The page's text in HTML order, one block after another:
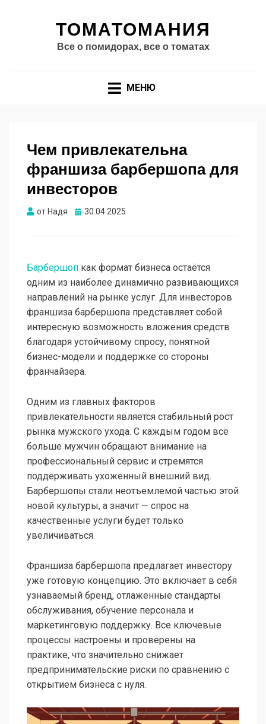
ТОМАТОМАНИЯ
Все о помидорах, все о томатах
МЕНЮ
Чем привлекательна
франшиза барбершопа для
инвесторов
от Надя Опубликовано
30.04.2025
Барбершоп как формат бизнеса остаётся
одним из наиболее динамично развивающихся
направлений на рынке услуг. Для инвесторов
франшиза барбершопа представляет собой
интересную возможность вложения средств
благодаря устойчивому спросу, понятной
бизнес-модели и поддержке со стороны
франчайзера.
Одним из главных факторов
привлекательности является стабильный рост
рынка мужского ухода. С каждым годом всё
больше мужчин обращают внимание на
профессиональный сервис и стремятся
поддерживать ухоженный внешний вид.
Барбершопы стали неотъемлемой частью этой
новой культуры, а значит — спрос на
качественные услуги будет только
увеличиваться.
Франшиза барбершопа предлагает инвестору
уже готовую концепцию. Это включает в себя
узнаваемый бренд, отлаженные стандарты
обслуживания, обучение персонала и
маркетинговую поддержку. Все ключевые
процессы настроены и проверены на
практике, что значительно снижает
предпринимательские риски по сравнению с
открытием бизнеса с нуля.